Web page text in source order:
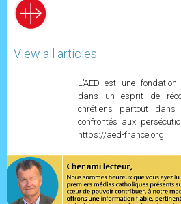
View all articles
L’AED est une
dans un esprit de
chrétiens partout
confrontés aux
https://aed-france.org